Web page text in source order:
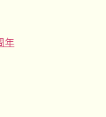
年